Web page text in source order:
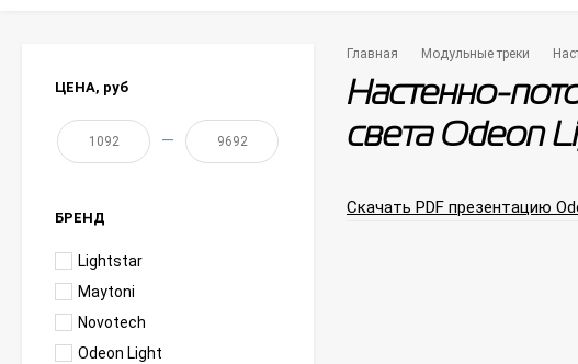
Главная Модульные треки
Настенно-
света Odeon
Скачать PDF презентацию
ЦЕНА, руб
—
БРЕНД
Lightstar
Maytoni
Novotech
Odeon Light